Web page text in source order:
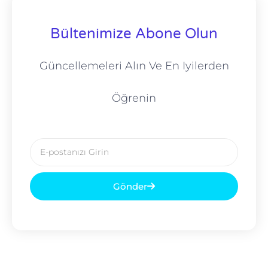
Bültenimize Abone Olun
Güncellemeleri Alın Ve En Iyilerden
Öğrenin
Gönder